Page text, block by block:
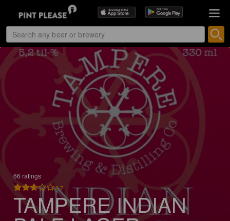
66 ratings
2.7
TAMPERE INDIAN